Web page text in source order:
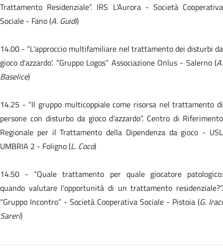
Trattamento Residenziale”. IRS L’Aurora - Società Cooperativa
Sociale - Fano (A. Guidi)
14.00 - “L'approccio multifamiliare nel trattamento dei disturbi da
gioco d'azzardo'. “Gruppo Logos” Associazione Onlus - Salerno (A.
Baselice)
14.25 - “Il gruppo multicoppiale come risorsa nel trattamento di
persone con disturbo da gioco d’azzardo”. Centro di Riferimento
Regionale per il Trattamento della Dipendenza da gioco - USL
UMBRIA 2 - Foligno (L. Coco)
14.50 - “Quale trattamento per quale giocatore patologico:
quando valutare l'opportunità di un trattamento residenziale?”.
“Gruppo Incontro” - Società Cooperativa Sociale - Pistoia (G. Iraci
Sareri)